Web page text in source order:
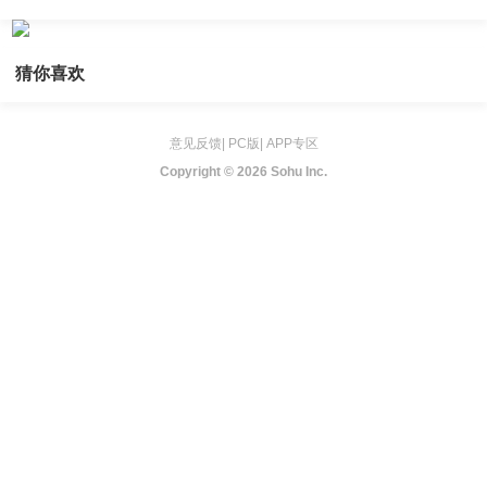
猜你喜欢
意见反馈 PC版 APP专区
Copyright © 2026 Sohu Inc.